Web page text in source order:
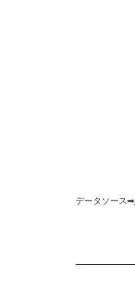
データソース➡︎